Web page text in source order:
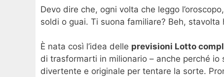
Devo dire che, ogni volta che leggo
soldi o guai. Ti suona familiare? Beh,
È nata così l’idea delle previsioni Lotto
di trasformarti in milionario – anche perché
divertente e originale per tentare la sorte.